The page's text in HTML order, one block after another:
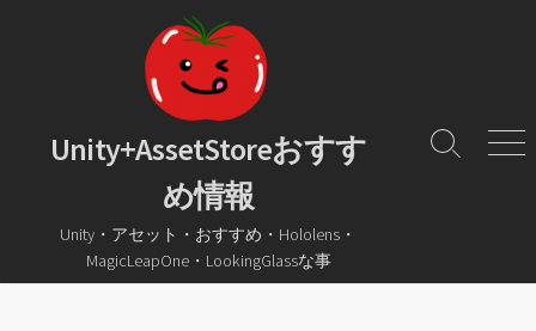
プ
Unity+AssetStoreおすす
め情報
Unity・アセット・おすすめ・Hololens・
MagicLeapOne・LookingGlassな事
検
メ